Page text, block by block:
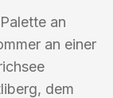
an
an einer
dem